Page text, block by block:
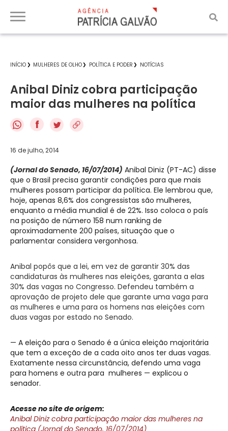
INÍCIO MULHERES DE OLHO POLÍTICA E PODER NOTÍCIAS
Anibal Diniz cobra participação
maior das mulheres na política
f
16 de julho, 2014
(Jornal do Senado, 16/07/2014) Anibal Diniz (PT-AC) disse
que o Brasil precisa garantir condições para que mais
mulheres possam participar da política. Ele lembrou que,
hoje, apenas 8,6% dos congressistas são mulheres,
enquanto a média mundial é de 22%. Isso coloca o país
na posição de número 158 num ranking de
aproximadamente 200 países, situação que o
parlamentar considera vergonhosa.
Anibal popôs que a lei, em vez de garantir 30% das
candidaturas às mulheres nas eleições, garanta a elas
30% das vagas no Congresso. Defendeu também a
aprovação de projeto dele que garante uma vaga para
as mulheres e uma para os homens nas eleições com
duas vagas por estado no Senado.
— A eleição para o Senado é a única eleição majoritária
que tem a exceção de a cada oito anos ter duas vagas.
Exatamente nessa circunstância, defendo uma vaga
para homens e outra para mulheres — explicou o
senador.
Acesse no site de origem:
Anibal Diniz cobra participação maior das mulheres na
política (Jornal do Senado, 16/07/2014)